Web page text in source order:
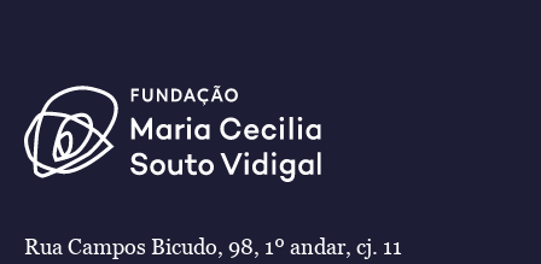
Rua Campos Bicudo, 98, 1º andar, cj. 11